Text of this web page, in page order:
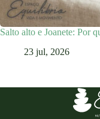
Salto alto e Joanete: Por
23 jul, 2026